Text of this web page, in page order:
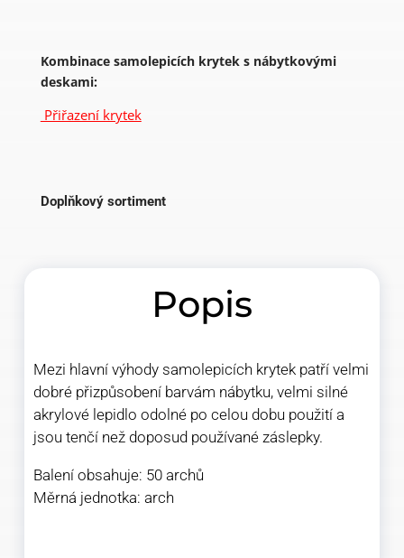
Kombinace samolepicích krytek s nábytkovými
deskami:
Přiřazení krytek
Doplňkový sortiment
Popis
Mezi hlavní výhody samolepicích krytek patří velmi
dobré přizpůsobení barvám nábytku, velmi silné
akrylové lepidlo odolné po celou dobu použití a
jsou tenčí než doposud používané záslepky.
Balení obsahuje: 50 archů
Měrná jednotka: arch